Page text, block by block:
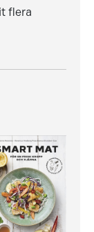
flera